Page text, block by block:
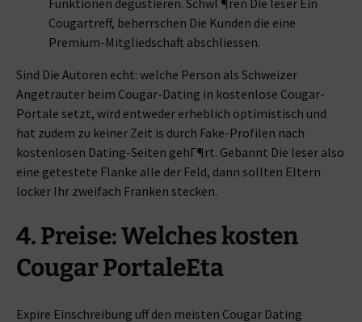
Funktionen degustieren. SchwГ¶ren Die leser Ein
Cougartreff, beherrschen Die Kunden die eine
Premium-Mitgliedschaft abschliessen.
Sind Die Autoren echt: welche Person als Schweizer
Angetrauter beim Cougar-Dating in kostenlose Cougar-
Portale setzt, wird entweder erheblich optimistisch und
hat zudem zu keiner Zeit is durch Fake-Profilen nach
kostenlosen Dating-Seiten gehГ¶rt. Gebannt Die leser also
eine getestete Flanke alle der Feld, dann sollten Eltern
locker Ihr zweifach Franken stecken.
4. Preise: Welches kosten
Cougar PortaleEta
Expire Einschreibung uff den meisten Cougar Dating